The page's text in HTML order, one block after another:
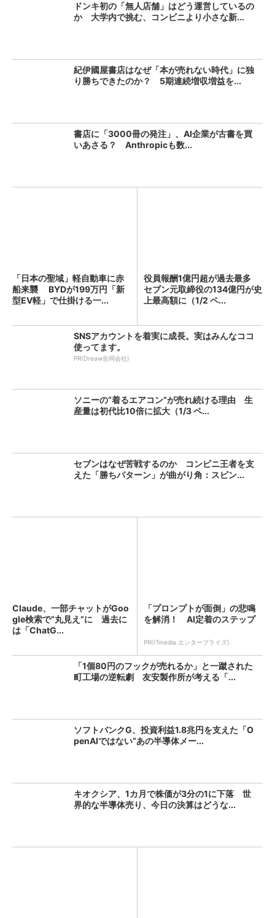
ドンキ初の「無人店舗」はどう運営しているの
か 大学内で挑む、コンビニより小さな新...
紀伊國屋書店はなぜ「本が売れない時代」に独
り勝ちできたのか？ 5期連続増収増益を...
書店に「3000冊の発注」、AI企業が古書を買
いあさる？ Anthropicも数...
「日本の聖域」軽自動車に赤
船来襲 BYDが199万円「新
型EV軽」で仕掛ける一...
役員報酬1億円超が過去最多
セブン元取締役の134億円が史
上最高額に（1/2 ペ...
SNSアカウントを着実に成長。実はみんなココ
使ってます。
PR(Dreaw合同会社)
ソニーの“着るエアコン”が売れ続ける理由 生
産量は初代比10倍に拡大（1/3 ペ...
セブンはなぜ苦戦するのか コンビニ王者を支
えた「勝ちパターン」が曲がり角：スピン...
Claude、一部チャットがGoo
gle検索で“丸見え”に 過去に
は「ChatG...
「プロンプトが面倒」の悲鳴
を解消！ AI定着のステップ
PR(ITmedia エンタープライズ)
「1個80円のフックが売れるか」と一蹴された
町工場の逆転劇 友安製作所が考える「...
ソフトバンクG、投資利益1.8兆円を支えた「O
penAIではない“あの半導体メー...
キオクシア、1カ月で株価が3分の1に下落 世
界的な半導体売り、今日の決算はどうな...